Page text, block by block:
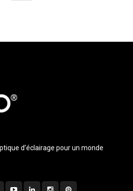
d’éclairage pour un monde